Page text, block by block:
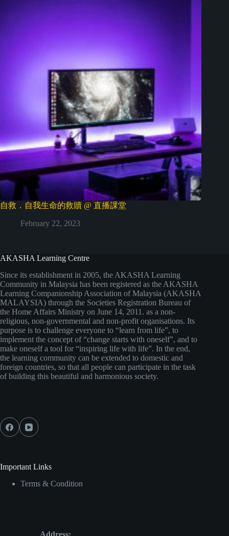
自救．自我生命的救贖 @ 直播課堂
February 22, 2023
AKASHA Learning Centre
Since its establishment in 2005, the AKASHA Learning
Community in Malaysia has been registered as the AKASHA
Learning Companionship Association of Malaysia (AKASHA
MALAYSIA) through the Societies Registration Bureau of
the Home Affairs Ministry on June 14, 2011. as a non-
religious, non-governmental and non-profit organisations. Its
purpose is to challenge everyone to “learn from life”, to
implement the concept of “change starts with oneself”, and to
make oneself a tool for “inspiring life with life”. In the end,
the learning community can be extended to domestic and
foreign countries, so that all people can participate in the task
of building this beautiful and harmonious society.
Important Links
Terms & Condition
Address: